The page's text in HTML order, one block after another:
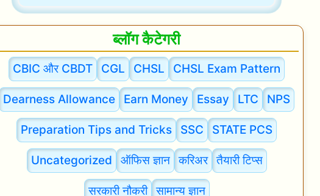
ब्लॉग कैटेगरी
CBIC और CBDT CGL CHSL CHSL Exam Pattern
Dearness Allowance Earn Money Essay LTC NPS
Preparation Tips and Tricks SSC STATE PCS
Uncategorized ऑफिस ज्ञान करिअर तैयारी टिप्स
सरकारी नौकरी सामान्य ज्ञान